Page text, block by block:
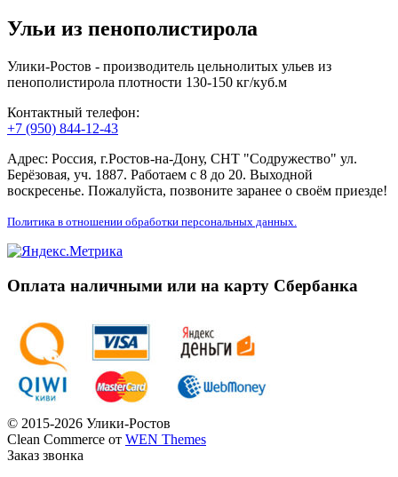
Ульи из пенополистирола
Улики-Ростов - производитель цельнолитых ульев из
пенополистирола плотности 130-150 кг/куб.м
Контактный телефон:
+7 (950) 844-12-43
Адрес: Россия, г.Ростов-на-Дону, СНТ "Содружество" ул.
Берёзовая, уч. 1887. Работаем с 8 до 20. Выходной
воскресенье. Пожалуйста, позвоните заранее о своём приезде!
Политика в отношении обработки персональных данных.
Оплата наличными или на карту Сбербанка
© 2015-2026 Улики-Ростов
Clean Commerce от WEN Themes
Заказ звонка